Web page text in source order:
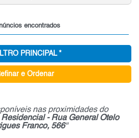
encontrados
PRINCIPAL *
e Ordenar
nas proximidades do
- Rua General Otelo
Franco, 566"